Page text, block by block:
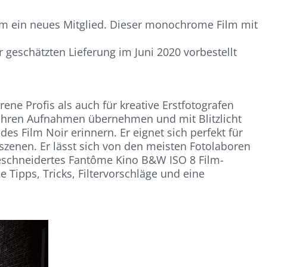
ein neues Mitglied. Dieser monochrome Film mit
Lieferung im Juni 2020 vorbestellt
Profis als auch für kreative Erstfotografen
Aufnahmen übernehmen und mit Blitzlicht
Film Noir erinnern. Er eignet sich perfekt für
Er lässt sich von den meisten Fotolaboren
Fantôme Kino B&W ISO 8 Film-
Tipps, Tricks, Filtervorschläge und eine